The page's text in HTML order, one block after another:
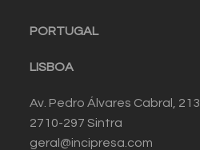
PORTUGAL
LISBOA
Av. Pedro Álvares Cabral, 213
2710-297 Sintra
geral@incipresa.com